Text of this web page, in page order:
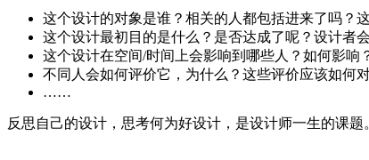
这个设计的对象是谁？相关的人都包括进来了吗？
这个设计最初目的是什么？是否达成了呢？设计者
这个设计在空间/时间上会影响到哪些人？如何影响
不同人会如何评价它，为什么？这些评价应该如何
……
反思自己的设计，思考何为好设计，是设计师一生的课